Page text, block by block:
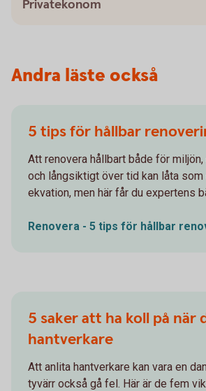
Privatekonom
Andra läste också
5 tips för hållbar
Att renovera hållbart både för
och långsiktigt över tid kan låta som
ekvation, men här får du expertens
Renovera - 5 tips för hållbar
5 saker att ha koll på när
hantverkare
Att anlita hantverkare kan vara en
tyvärr också gå fel. Här är de fem